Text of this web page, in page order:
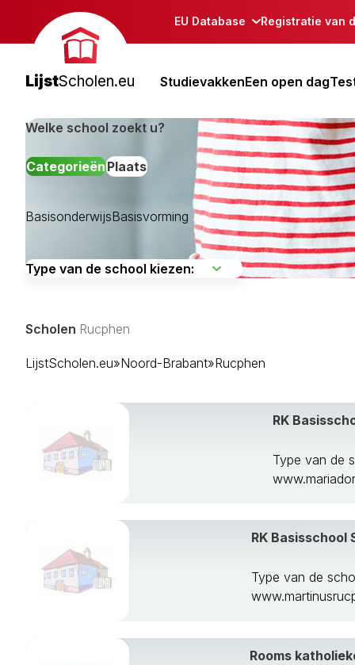
EU Database Registratie van
LijstScholen.eu StudievakkenEen open dag
Welke school zoekt u?
CategorieënPlaats
BasisonderwijsBasisvorming
Bernheze
Best
Boekel
Boxmeer
Cranendonck
Deurne
Dongen
Eindhoven
Scholen Rucphen
LijstScholen.eu»Noord-Brabant»Rucphen
RK
Type van de
RK Basisschool
Type van de
Rooms